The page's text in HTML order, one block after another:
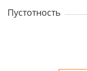
Пустотность